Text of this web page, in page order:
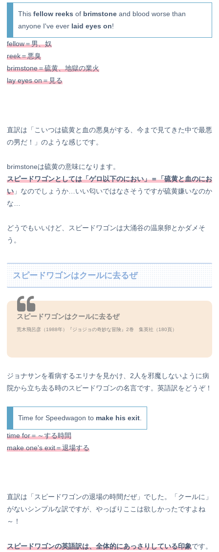
This fellow reeks of brimstone and blood worse than
anyone I've ever laid eyes on!
fellow＝男、奴
reek＝悪臭
brimstone＝硫黄、地獄の業火
lay eyes on＝見る
直訳は「こいつは硫黄と血の悪臭がする、今まで見てきた中で最悪
の男だ！」のような感じです。
brimstoneは硫黄の意味になります。
スピードワゴンとしては「ゲロ以下のにおい」＝「硫黄と血のにお
い 」なのでしょうか…いい匂いではなさそうですが硫黄嫌いなのか
な…
どうでもいいけど、スピードワゴンは大涌谷の温泉卵とかダメそ
う。
スピードワゴンはクールに去るぜ
スピードワゴンはクールに去るぜ
荒木飛呂彦（1988年）『ジョジョの奇妙な冒険』2巻 集英社（180頁）
ジョナサンを看病するエリナを見かけ、2人を邪魔しないように病
院から立ち去る時のスピードワゴンの名言です。英語訳をどうぞ！
Time for Speedwagon to make his exit
time for＝～する時間
make one's exit＝退場する
直訳は「スピードワゴンの退場の時間だぜ」でした。「クールに」
がないシンプルな訳ですが、やっぱりここは欲しかったですよね
～！
スピードワゴンの英語訳は、全体的にあっさりしている印象です。